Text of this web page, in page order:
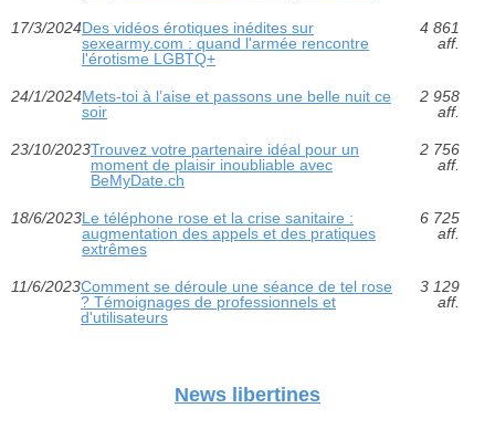
17/3/2024Des vidéos érotiques inédites sur
sexearmy.com : quand l'armée rencontre
l'érotisme LGBTQ+
4 861
aff.
24/1/2024Mets-toi à l’aise et passons une belle nuit ce
soir
2 958
aff.
23/10/2023Trouvez votre partenaire idéal pour un
moment de plaisir inoubliable avec
BeMyDate.ch
2 756
aff.
18/6/2023Le téléphone rose et la crise sanitaire :
augmentation des appels et des pratiques
extrêmes
6 725
aff.
11/6/2023Comment se déroule une séance de tel rose
? Témoignages de professionnels et
d'utilisateurs
3 129
aff.
News libertines